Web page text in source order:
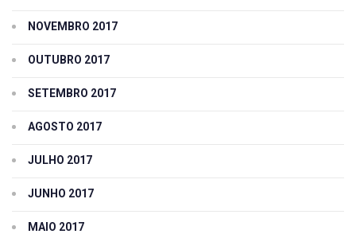
NOVEMBRO 2017
OUTUBRO 2017
SETEMBRO 2017
AGOSTO 2017
JULHO 2017
JUNHO 2017
MAIO 2017